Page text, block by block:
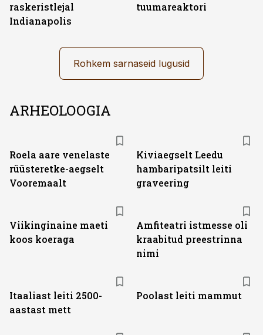
raskeristlejal
Indianapolis
tuumareaktori
Rohkem sarnaseid lugusid
ARHEOLOOGIA
Roela aare venelaste
rüüsteretke-aegselt
Vooremaalt
Kiviaegselt Leedu
hambaripatsilt leiti
graveering
Viikinginaine maeti
koos koeraga
Amfiteatri istmesse oli
kraabitud preestrinna
nimi
Itaaliast leiti 2500-
aastast mett
Poolast leiti mammut